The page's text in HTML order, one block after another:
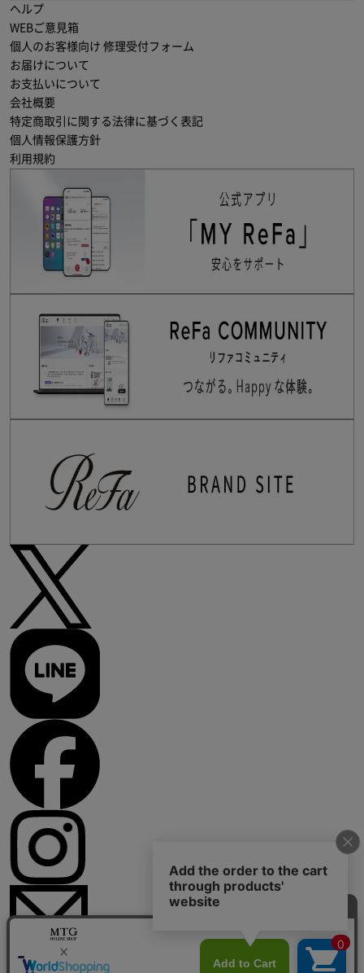
ヘルプ
WEBご意見箱
個人のお客様向け 修理受付フォーム
お届けについて
お支払いについて
会社概要
特定商取引に関する法律に基づく表記
個人情報保護方針
利用規約